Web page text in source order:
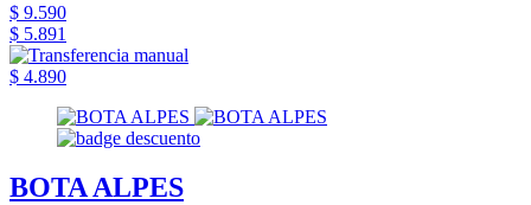
$ 9.590
$ 5.891
$ 4.890
BOTA ALPES